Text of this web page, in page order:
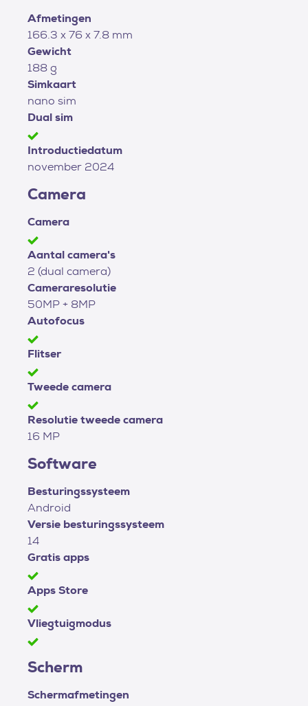
Afmetingen
166.3 x 76 x 7.8 mm
Gewicht
188 g
Simkaart
nano sim
Dual sim
Introductiedatum
november 2024
Camera
Camera
Aantal camera's
2 (dual camera)
Cameraresolutie
50MP + 8MP
Autofocus
Flitser
Tweede camera
Resolutie tweede camera
16 MP
Software
Besturingssysteem
Android
Versie besturingssysteem
14
Gratis apps
Apps Store
Vliegtuigmodus
Scherm
Schermafmetingen